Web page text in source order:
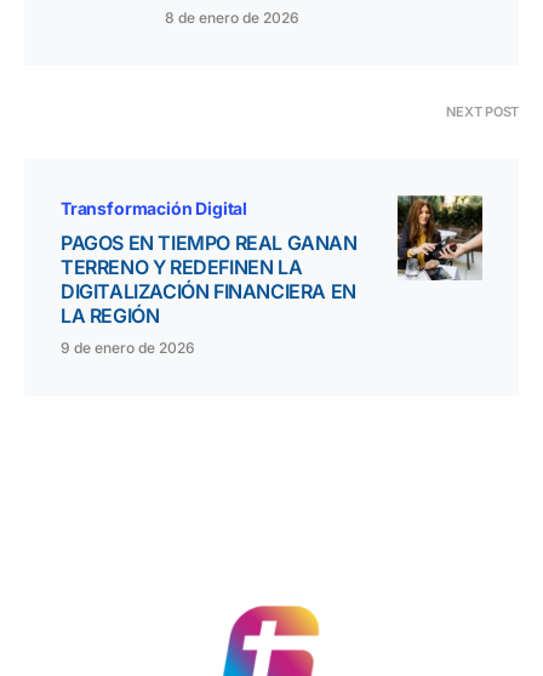
8 de enero de 2026
NEXT POST
Transformación Digital
PAGOS EN TIEMPO REAL GANAN
TERRENO Y REDEFINEN LA
DIGITALIZACIÓN FINANCIERA EN
LA REGIÓN
9 de enero de 2026